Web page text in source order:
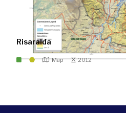
Risaralda
Map 2012